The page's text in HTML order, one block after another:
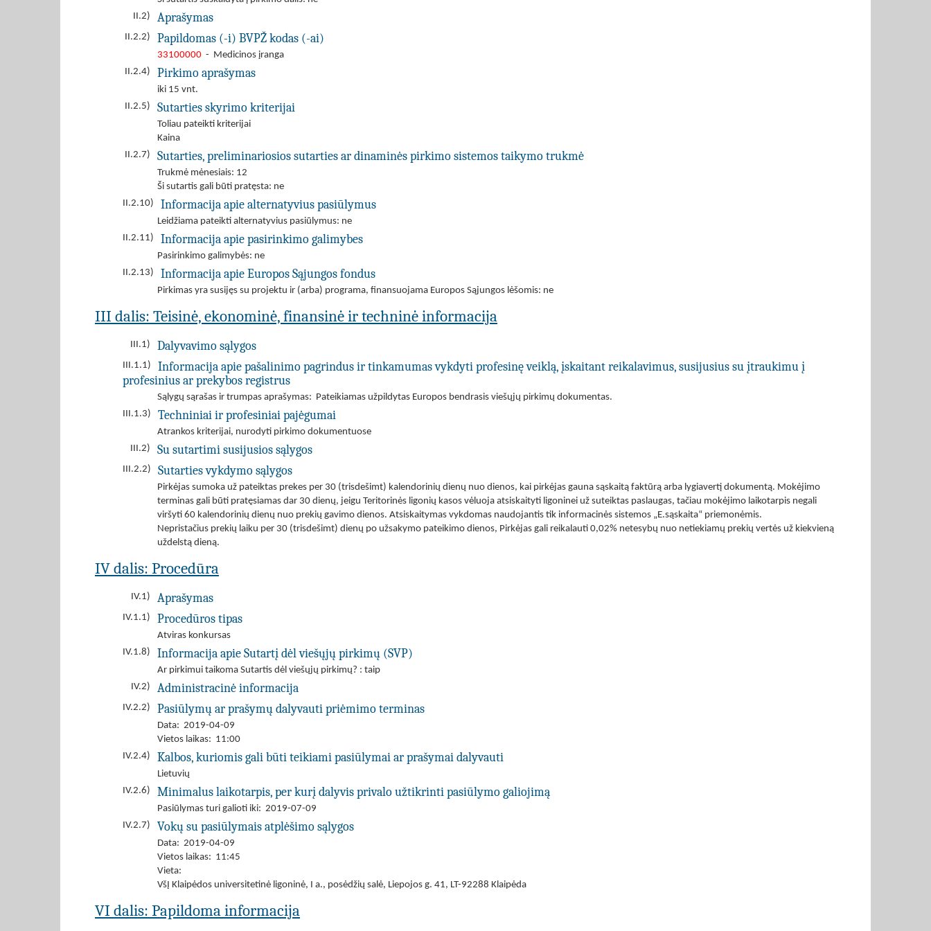
II.2)
Aprašymas
II.2.2) Papildomas (-i) BVPŽ kodas (-ai)
33100000 - Medicinos įranga
II.2.4)
Pirkimo aprašymas
iki 15 vnt.
II.2.5)
Sutarties skyrimo kriterijai
Toliau pateikti kriterijai
Kaina
II.2.7)
Sutarties, preliminariosios sutarties ar dinaminės pirkimo sistemos taikymo trukmė
Trukmė mėnesiais: 12
Ši sutartis gali būti pratęsta: ne
II.2.10)
Informacija apie alternatyvius pasiūlymus
Leidžiama pateikti alternatyvius pasiūlymus: ne
II.2.11)
Informacija apie pasirinkimo galimybes
Pasirinkimo galimybės: ne
II.2.13)
Informacija apie Europos Sąjungos fondus
Pirkimas yra susijęs su projektu ir (arba) programa, finansuojama Europos Sąjungos lėšomis: ne
III dalis: Teisinė, ekonominė, finansinė ir techninė informacija
III.1) Dalyvavimo sąlygos
III.1.1)
Informacija apie pašalinimo pagrindus ir tinkamumas vykdyti profesinę veiklą, įskaitant reikalavimus, susijusius su įtraukimu į
profesinius ar prekybos registrus
Sąlygų sąrašas ir trumpas aprašymas: Pateikiamas užpildytas Europos bendrasis viešųjų pirkimų dokumentas.
III.1.3)
Techniniai ir profesiniai pajėgumai
Atrankos kriterijai, nurodyti pirkimo dokumentuose
III.2)
Su sutartimi susijusios sąlygos
III.2.2) Sutarties vykdymo sąlygos
Pirkėjas sumoka už pateiktas prekes per 30 (trisdešimt) kalendorinių dienų nuo dienos, kai pirkėjas gauna sąskaitą faktūrą arba lygiavertį dokumentą. Mokėjimo
terminas gali būti pratęsiamas dar 30 dienų, jeigu Teritorinės ligonių kasos vėluoja atsiskaityti ligoninei už suteiktas paslaugas, tačiau mokėjimo laikotarpis negali
viršyti 60 kalendorinių dienų nuo prekių gavimo dienos. Atsiskaitymas vykdomas naudojantis tik informacinės sistemos „E.sąskaita“ priemonėmis.
Nepristačius prekių laiku per 30 (trisdešimt) dienų po užsakymo pateikimo dienos, Pirkėjas gali reikalauti 0,02% netesybų nuo netiekiamų prekių vertės už kiekvieną
uždelstą dieną.
IV dalis: Procedūra
IV.1) Aprašymas
IV.1.1) Procedūros tipas
Atviras konkursas
IV.1.8)
Informacija apie Sutartį dėl viešųjų pirkimų (SVP)
Ar pirkimui taikoma Sutartis dėl viešųjų pirkimų? : taip
IV.2)
Administracinė informacija
IV.2.2) Pasiūlymų ar prašymų dalyvauti priėmimo terminas
Data: 2019-04-09
Vietos laikas: 11:00
IV.2.4)
Kalbos, kuriomis gali būti teikiami pasiūlymai ar prašymai dalyvauti
Lietuvių
IV.2.6)
Minimalus laikotarpis, per kurį dalyvis privalo užtikrinti pasiūlymo galiojimą
Pasiūlymas turi galioti iki: 2019-07-09
IV.2.7)
Vokų su pasiūlymais atplėšimo sąlygos
Data: 2019-04-09
Vietos laikas: 11:45
Vieta:
VšĮ Klaipėdos universitetinė ligoninė, I a., posėdžių salė, Liepojos g. 41, LT-92288 Klaipėda
VI dalis: Papildoma informacija